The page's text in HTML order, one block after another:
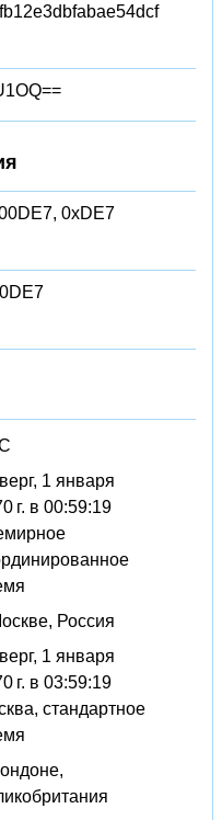
0xDE7
1 января
г. в 00:59:19
Россия
1 января
г. в 03:59:19
стандартное